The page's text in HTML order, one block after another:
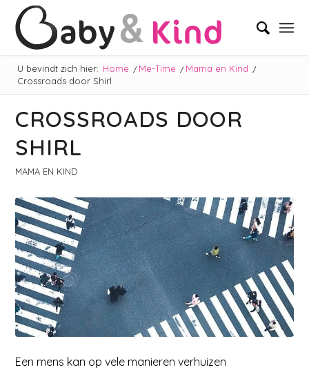
U bevindt zich hier: Home / Me-Time / Mama en Kind /
Crossroads door Shirl
CROSSROADS DOOR
SHIRL
MAMA EN KIND
Een mens kan op vele manieren verhuizen